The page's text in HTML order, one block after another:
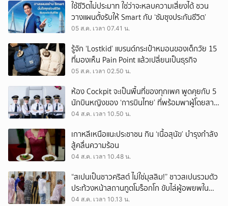
ใช้ชีวิตไม่ประมาท ใช่ว่าจะหลบความเสี่ยงได้ ชวน
วางแผนตั้งรับให้ Smart กับ ‘ซัมซุงประกันชีวิต’
05 ส.ค. เวลา 07.41 น.
รู้จัก ‘Lostkid’ แบรนด์กระเป๋าหมอนของเด็กวัย 15
ที่มองเห็น Pain Point แล้วเปลี่ยนเป็นธุรกิจ
05 ส.ค. เวลา 02.50 น.
ห้อง Cockpit จะเป็นพื้นที่ของทุกเพศ พูดคุยกับ 5
นักบินหญิงของ ‘การบินไทย’ ที่พร้อมพาผู้โดยสาร
บินไปทั่วโลก
04 ส.ค. เวลา 10.50 น.
เกาหลีเหนือแนะประชาชน กิน ‘เนื้อสุนัข’ บำรุงกำลัง
สู้คลื่นความร้อน
04 ส.ค. เวลา 10.48 น.
“สเปนเป็นชาวคริสต์ ไม่ใช่มุสลิม!” ชาวสเปนรวมตัว
ประท้วงหน้าสถานทูตโมร็อกโก ขับไล่ผู้อพยพใน
เมืองเซวตาออกนอกประเทศ
04 ส.ค. เวลา 10.13 น.